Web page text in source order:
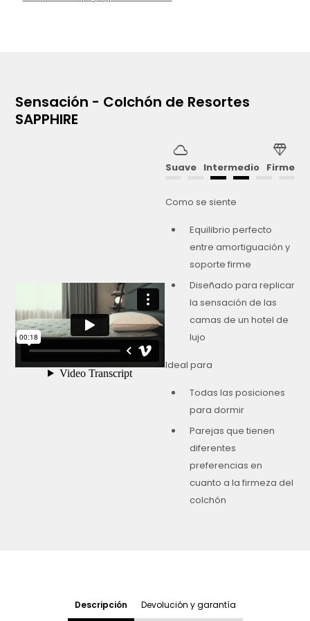
Sensación - Colchón de Resortes
SAPPHIRE
cloud
Suave Intermedio
diamond
Firme
Como se siente
Equilibrio perfecto
entre amortiguación y
soporte firme
Diseñado para replicar
la sensación de las
camas de un hotel de
lujo
Ideal para
Todas las posiciones
para dormir
Parejas que tienen
diferentes
preferencias en
cuanto a la firmeza del
colchón
Descripción Devolución y garantía